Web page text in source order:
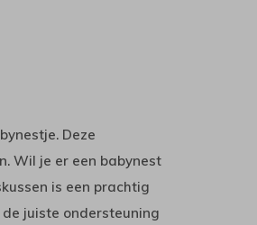
Deze
Wil je er een babynest
is een prachtig
juiste ondersteuning